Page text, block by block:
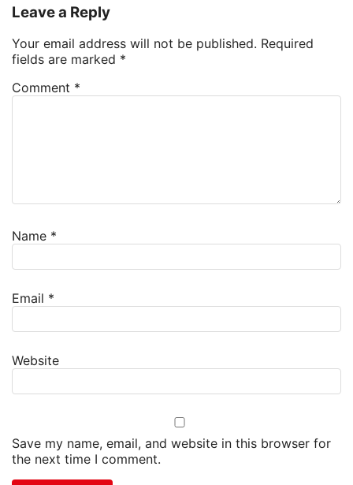
Leave a Reply
Your email address will not be published. Required
fields are marked *
Comment *
Name *
Email *
Website
Save my name, email, and website in this browser for
the next time I comment.